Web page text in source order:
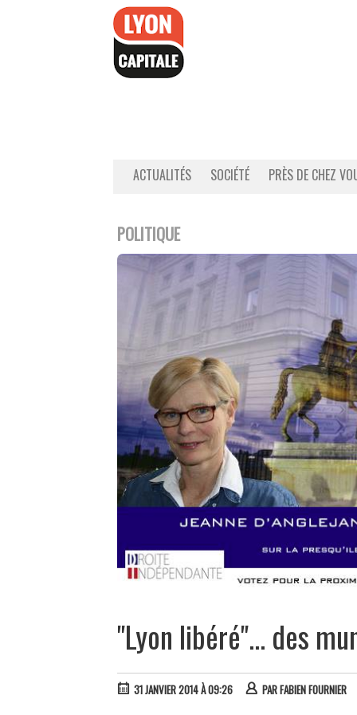
ACTUALITÉS SOCIÉTÉ PRÈS DE CHEZ
POLITIQUE
"Lyon libéré"... des
31 JANVIER 2014 À 09:26 PARFABIEN FOURNIER